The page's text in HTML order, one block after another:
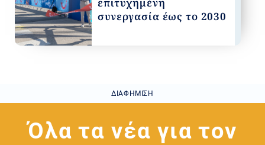
συνεργασία έως το 2030
ΔΙΑΦΉΜΙΣΗ
Όλα τα νέα για τον